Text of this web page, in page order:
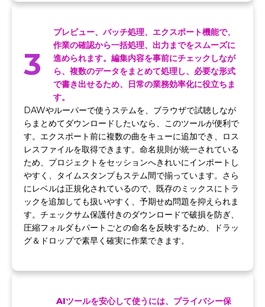
3
プレビュー、バッチ処理、エクスポート機能で、
作業の確認から一括処理、出力までをスムーズに
進められます。編集内容を事前にチェックしなが
ら、複数のデータをまとめて処理し、必要な形式
で書き出せるため、日常の業務効率化に役立ちま
す。
DAWやルーパーで使うステムを、ブラウザで試聴しなが
らまとめてダウンロードしたいなら、このツールが便利で
す。エクスポート前に複数の曲をキューに追加でき、ロス
レスファイルを取得できます。命名規則が統一されている
ため、プロジェクトをセッションへきれいにインポートし
やすく、タイムスタンプもステム間で揃っています。さら
にレベルは正規化されているので、既存のミックスにトラ
ックを追加しても扱いやすく、予期せぬ問題を抑えられま
す。チェックサム保護付きのダウンロードで破損を防ぎ、
圧縮フォルダもパートごとの命名を反映するため、ドラッ
グ＆ドロップで素早く確実に作業できます。
AIツールを安心して使うには、プライバシー保